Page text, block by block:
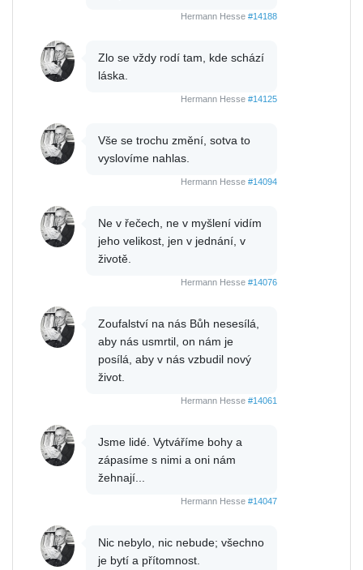
Hermann Hesse #14188
Zlo se vždy rodí tam, kde schází
láska.
Hermann Hesse #14125
Vše se trochu změní, sotva to
vyslovíme nahlas.
Hermann Hesse #14094
Ne v řečech, ne v myšlení vidím
jeho velikost, jen v jednání, v
životě.
Hermann Hesse #14076
Zoufalství na nás Bůh nesesílá,
aby nás usmrtil, on nám je
posílá, aby v nás vzbudil nový
život.
Hermann Hesse #14061
Jsme lidé. Vytváříme bohy a
zápasíme s nimi a oni nám
žehnají...
Hermann Hesse #14047
Nic nebylo, nic nebude; všechno
je bytí a přítomnost.